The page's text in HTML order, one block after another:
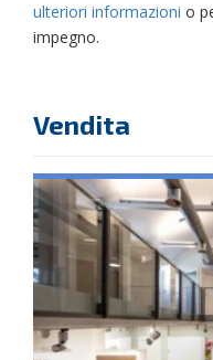
ulteriori informazioni o
impegno.
Vendita